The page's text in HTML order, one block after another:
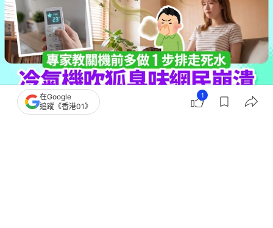
撰文：何加祺
在Google
追蹤《香港01》
1